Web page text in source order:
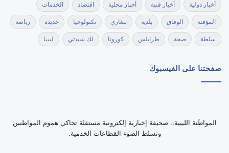
أخبار دولية أخبار فنية أخبار محلية اقتصاد الخدمات
المؤقتة الوفاق بلدية بنغازي تكنولوجيا جديدة رياضة
سلطة صحة طرابلس كورونا لك سيدتي ليبيا
صفحتنا على الفيسبوك
‏المواطَنة الليبية.. صحيفة إخبارية إلكترونية مستقلة تحاكي هموم المواطنين
وتسلط الضوء القطاعات الخدمية.